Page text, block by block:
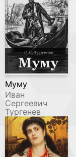
Муму
Иван
Сергеевич
Тургенев